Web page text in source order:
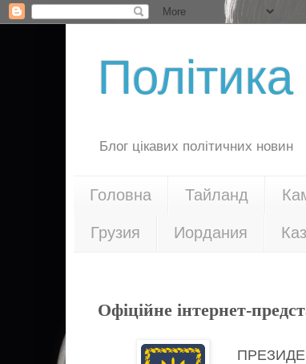
Політика
Блог цікавих політичних новин
Головна Тайланд
Грузия Иордания
Офіційне інтернет-